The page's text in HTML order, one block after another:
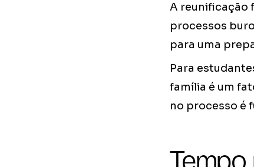
A reunificação
processos
para uma
Para
família é um
no processo é